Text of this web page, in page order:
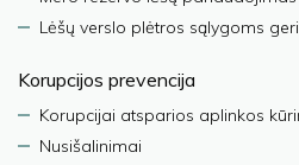
Lėšų verslo plėtros sąlygoms
Korupcijos prevencija
Korupcijai atsparios aplinkos
Nusišalinimai